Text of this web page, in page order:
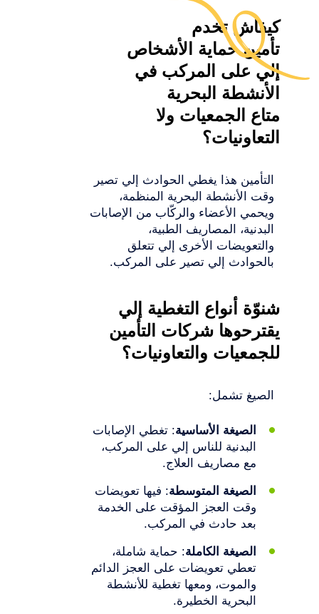
كيفاش تخدم
تأمين حماية الأشخاص
إلي على المركب في
الأنشطة البحرية
متاع الجمعيات ولا
التعاونيات؟
التأمين هذا يغطي الحوادث إلي تصير
وقت الأنشطة البحرية المنظمة،
ويحمي الأعضاء والركّاب من الإصابات
البدنية، المصاريف الطبية،
والتعويضات الأخرى إلي تتعلق
بالحوادث إلي تصير على المركب.
شنوّة أنواع التغطية إلي
يقترحوها شركات التأمين
للجمعيات والتعاونيات؟
الصيغ تشمل:
الصيغة الأساسية: تغطي الإصابات
البدنية للناس إلي على المركب،
مع مصاريف العلاج.
الصيغة المتوسطة: فيها تعويضات
وقت العجز المؤقت على الخدمة
بعد حادث في المركب.
الصيغة الكاملة: حماية شاملة،
تعطي تعويضات على العجز الدائم
والموت، ومعها تغطية للأنشطة
البحرية الخطيرة.